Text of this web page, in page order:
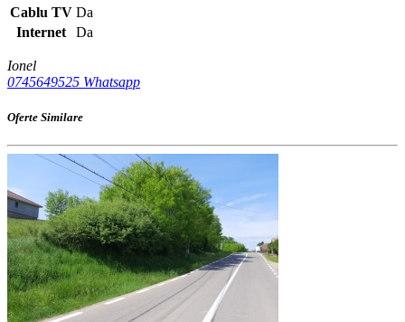
Cablu TV Da
Internet
Da
Ionel
0745649525 Whatsapp
Oferte Similare